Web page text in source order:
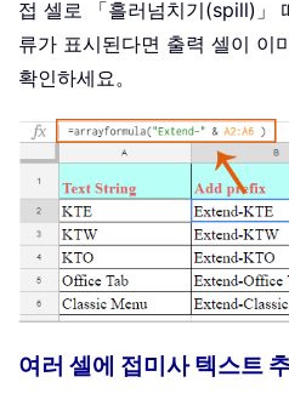
접 셀로 「흘러넘치기(spill)」
류가 표시된다면 출력 셀이 이
확인하세요。
여러 셀에 접미사 텍스트